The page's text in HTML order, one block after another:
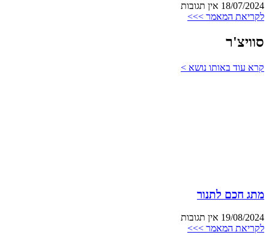
18/07/2024 אין תגובות
לקריאת המאמר >>>
סוויצ'ר
קרא עוד באותו נושא >
מתג חכם לתנור
19/08/2024 אין תגובות
לקריאת המאמר >>>